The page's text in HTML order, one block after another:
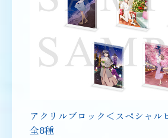
アクリルブロック＜スペシャ
全8種